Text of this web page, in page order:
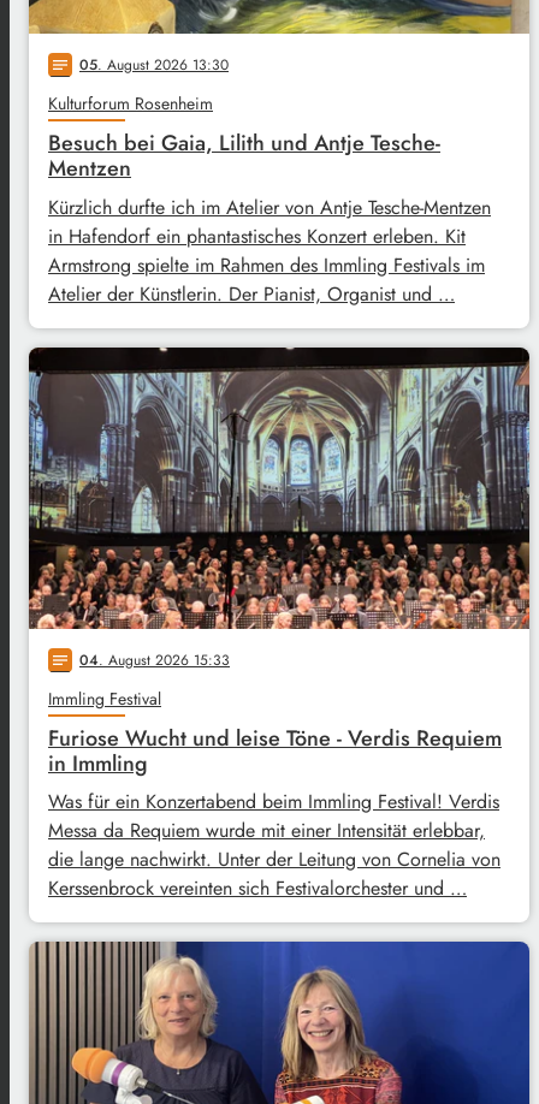
notes 05. August 2026 13:30
Kulturforum Rosenheim
Besuch bei Gaia, Lilith und Antje Tesche-
Mentzen
Kürzlich durfte ich im Atelier von Antje Tesche-Mentzen
in Hafendorf ein phantastisches Konzert erleben. Kit
Armstrong spielte im Rahmen des Immling Festivals im
Atelier der Künstlerin. Der Pianist, Organist und …
notes 04. August 2026 15:33
Immling Festival
Furiose Wucht und leise Töne - Verdis Requiem
in Immling
Was für ein Konzertabend beim Immling Festival! Verdis
Messa da Requiem wurde mit einer Intensität erlebbar,
die lange nachwirkt. Unter der Leitung von Cornelia von
Kerssenbrock vereinten sich Festivalorchester und …